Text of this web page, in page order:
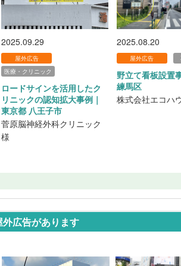
2025.09.29
屋外広告
医療・クリニック
ロードサインを活用したク
リニックの認知拡大事例｜
東京都 八王子市
菅原脳神経外科クリニック
様
2025.08.20
屋外広告
野立て看板設置
練馬区
株式会社エコハ
広告があります